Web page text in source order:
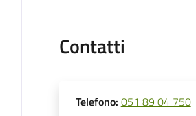
Contatti
Telefono: 051 89 04 750